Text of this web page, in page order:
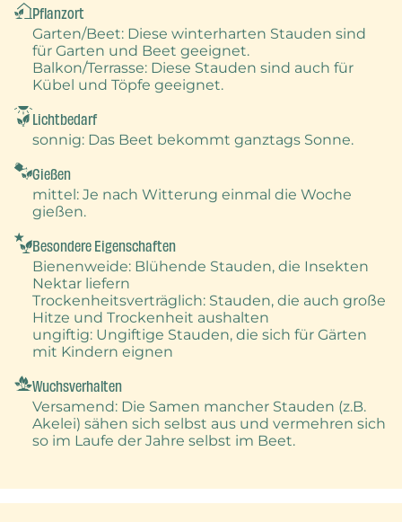
Pflanzort
Garten/Beet: Diese winterharten Stauden sind
für Garten und Beet geeignet.
Balkon/Terrasse: Diese Stauden sind auch für
Kübel und Töpfe geeignet.
Lichtbedarf
sonnig: Das Beet bekommt ganztags Sonne.
Gießen
mittel: Je nach Witterung einmal die Woche
gießen.
Besondere Eigenschaften
Bienenweide: Blühende Stauden, die Insekten
Nektar liefern
Trockenheitsverträglich: Stauden, die auch große
Hitze und Trockenheit aushalten
ungiftig: Ungiftige Stauden, die sich für Gärten
mit Kindern eignen
Wuchsverhalten
Versamend: Die Samen mancher Stauden (z.B.
Akelei) sähen sich selbst aus und vermehren sich
so im Laufe der Jahre selbst im Beet.